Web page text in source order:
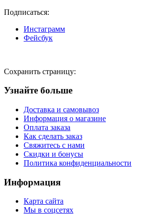
Подписаться:
Инстаграмм
Фейсбук
Сохранить страницу:
Узнайте больше
Доставка и самовывоз
Информация о магазине
Оплата заказа
Как сделать заказ
Свяжитесь с нами
Скидки и бонусы
Политика конфиденциальности
Информация
Карта сайта
Мы в соцсетях